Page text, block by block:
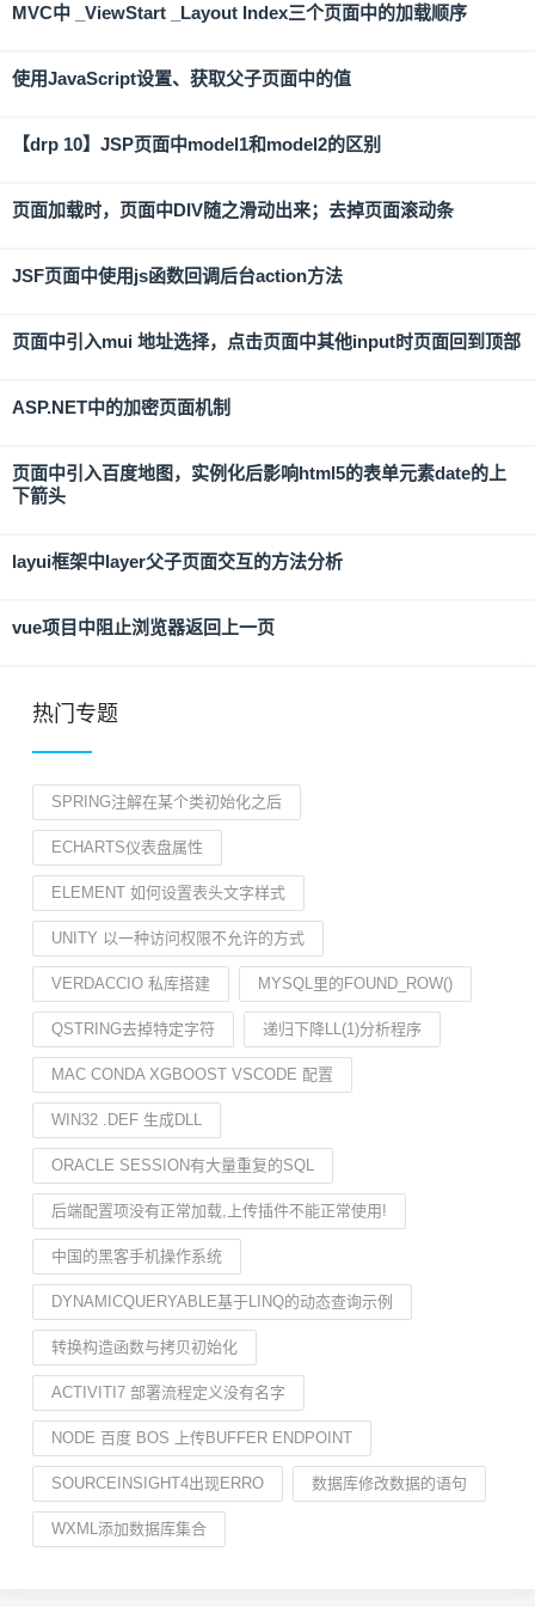
MVC中 _ViewStart _Layout Index三个页面中的加载顺序
使用JavaScript设置、获取父子页面中的值
【drp 10】JSP页面中model1和model2的区别
页面加载时，页面中DIV随之滑动出来；去掉页面滚动条
JSF页面中使用js函数回调后台action方法
页面中引入mui 地址选择，点击页面中其他input时页面回到顶部
ASP.NET中的加密页面机制
页面中引入百度地图，实例化后影响html5的表单元素date的上
下箭头
layui框架中layer父子页面交互的方法分析
vue项目中阻止浏览器返回上一页
热门专题
SPRING注解在某个类初始化之后
ECHARTS仪表盘属性
ELEMENT 如何设置表头文字样式
UNITY 以一种访问权限不允许的方式
VERDACCIO 私库搭建 MYSQL里的FOUND_ROW()
QSTRING去掉特定字符 递归下降LL(1)分析程序
MAC CONDA XGBOOST VSCODE 配置
WIN32 .DEF 生成DLL
ORACLE SESSION有大量重复的SQL
后端配置项没有正常加载,上传插件不能正常使用!
中国的黑客手机操作系统
DYNAMICQUERYABLE基于LINQ的动态查询示例
转换构造函数与拷贝初始化
ACTIVITI7 部署流程定义没有名字
NODE 百度 BOS 上传BUFFER ENDPOINT
SOURCEINSIGHT4出现ERRO 数据库修改数据的语句
WXML添加数据库集合